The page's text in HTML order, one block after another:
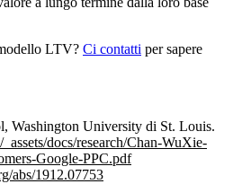
LTV? Ci contatti per sapere
Washington University di St. Louis.
docs/research/Chan-WuXie-
Google-PPC.pdf
abs/1912.07753